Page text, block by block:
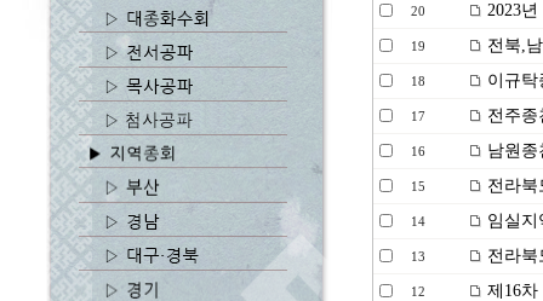
20 2023
19 전북,
18 이규탁
17 전주종
16 남원종
15 전라북
14 임실지
13 전라북
12 제16